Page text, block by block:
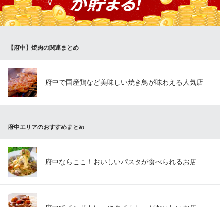
す。 部位ごとに切り方を変え、1ミリ単位の厚みにもこだわって
います。新鮮でおいしいお肉をご提供するために手間ひまを惜し
みません！
牛角 府中店
京王線府中駅 徒歩2分
東京都府中市宮町1-9-1 フェイスビル1F
【府中】焼肉の関連まとめ
府中で国産鶏など美味しい焼き鳥が味わえる人気店
府中エリアのおすすめまとめ
府中ならここ！おいしいパスタが食べられるお店